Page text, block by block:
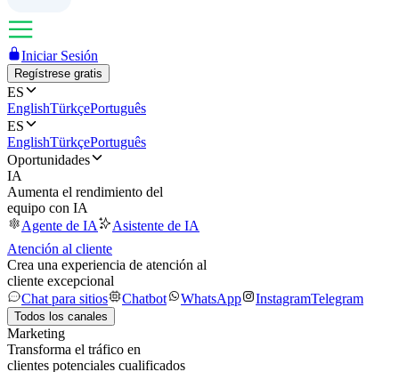
Iniciar Sesión
Regístrese gratis
ES
EnglishTürkçePortuguês
ES
EnglishTürkçePortuguês
Oportunidades
IA
Aumenta el rendimiento del
equipo con IA
Agente de IA
Asistente de IA
Atención al cliente
Crea una experiencia de atención al
cliente excepcional
Chat para sitios
Chatbot WhatsApp InstagramTelegram
Todos los canales
Marketing
Transforma el tráfico en
clientes potenciales cualificados